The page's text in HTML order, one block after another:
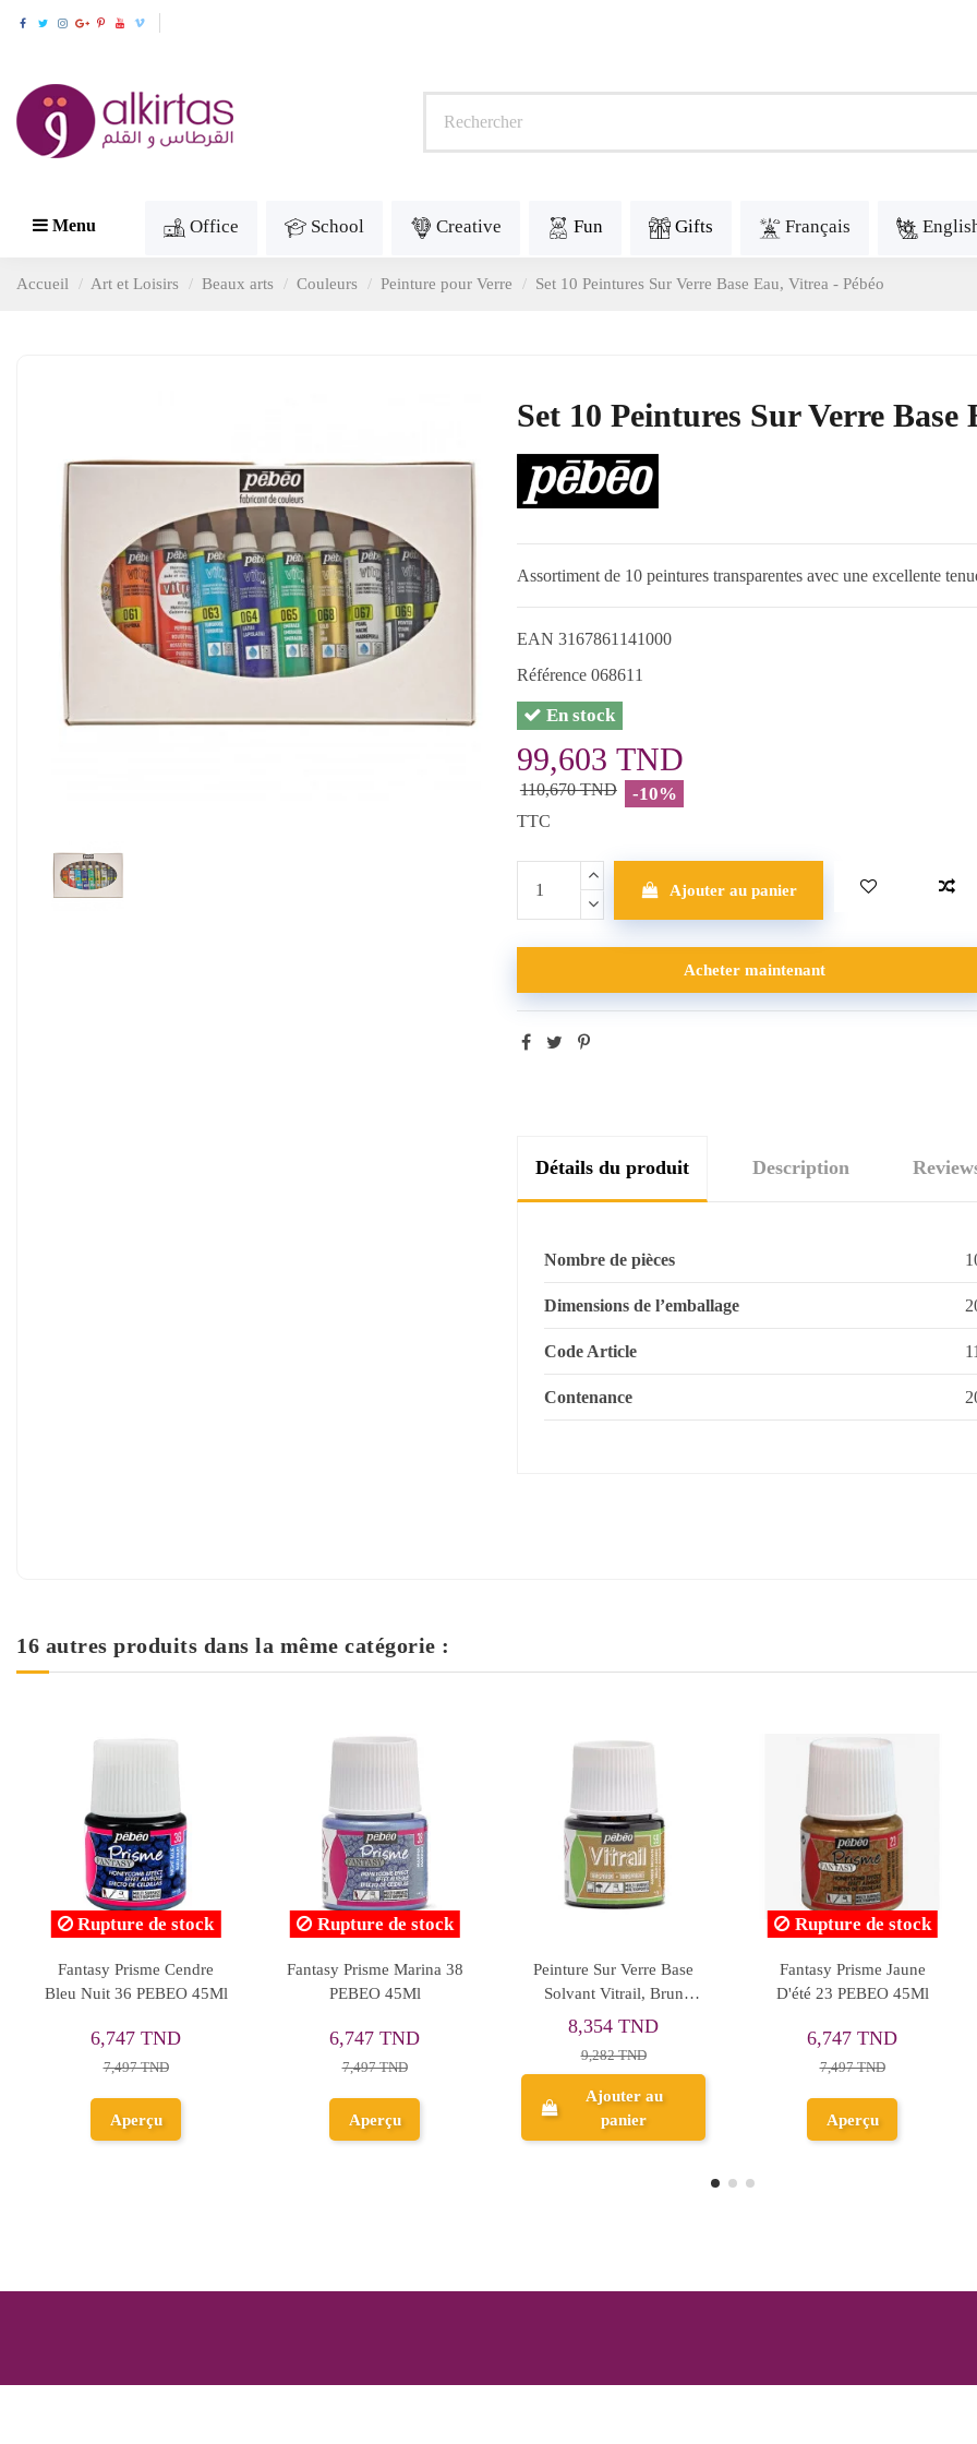
Menu Office School Creative Fun Gifts Français
Accueil Art et Loisirs Beaux arts Couleurs Peinture pour Verre Set 10 Peintures Sur Verre Base Eau, Vitrea - Pébéo
Set 10 Peintures Sur Verre Base
Assortiment de 10 peintures transparentes avec une excellente
EAN 3167861141000
Référence 068611
En stock
99,603 TND
110,670 TND -10%
TTC
Ajouter au panier
Acheter maintenant
Détails du produit Description
Nombre de pièces
Dimensions de l’emballage
Code Article
Contenance
16 autres produits dans la même catégorie :
Rupture de stock
Fantasy Moon Orange
Fluorescent 61 PEBEO
6,747 TND
7,497 TND
Rupture de stock
Fantasy Prisme Blanc
Coquille 20 PEBEO 45Ml
6,747 TND
7,497 TND
Fantasy Prisme Cendre
Bleu 37 PEBEO 45Ml
6,747 TND
Aperçu
Peinture Sur Verre Base
Solvant Vitrail, Vert Vif -
Ajouter au
panier